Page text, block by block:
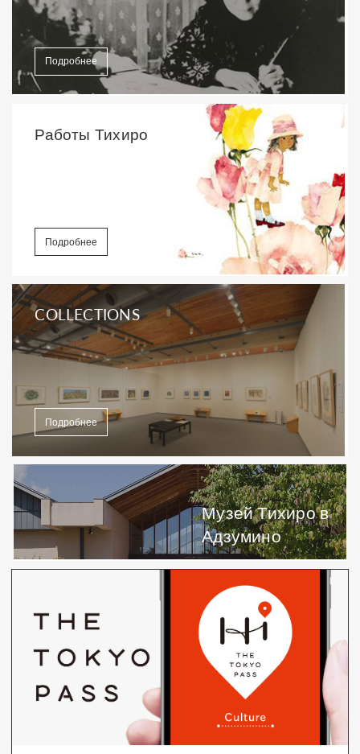
Подробнее
Работы Тихиро
Подробнее
COLLECTIONS
Подробнее
Музей Тихиро в
Адзумино